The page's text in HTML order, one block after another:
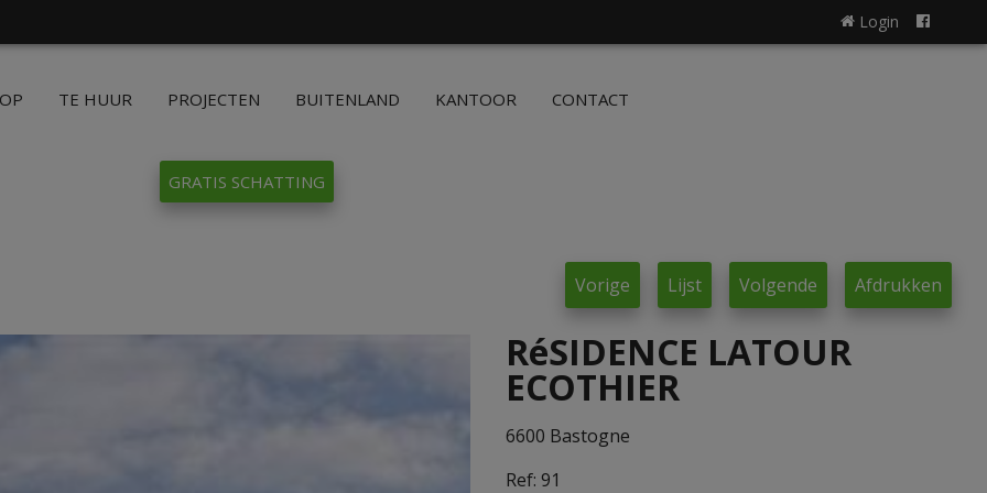
Login
TE HUUR PROJECTEN BUITENLAND KANTOOR CONTACT
GRATIS SCHATTING
Vorige Lijst Volgende Afdrukken
RéSIDENCE LATOUR
ECOTHIER
6600 Bastogne
Ref: 91